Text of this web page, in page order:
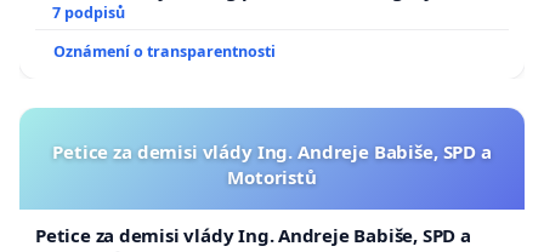
7 podpisů
Oznámení o transparentnosti
Petice za demisi vlády Ing. Andreje Babiše, SPD a
Motoristů
Petice za demisi vlády Ing. Andreje Babiše, SPD a